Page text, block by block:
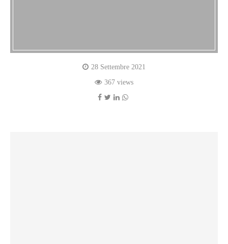
28 Settembre 2021
367 views